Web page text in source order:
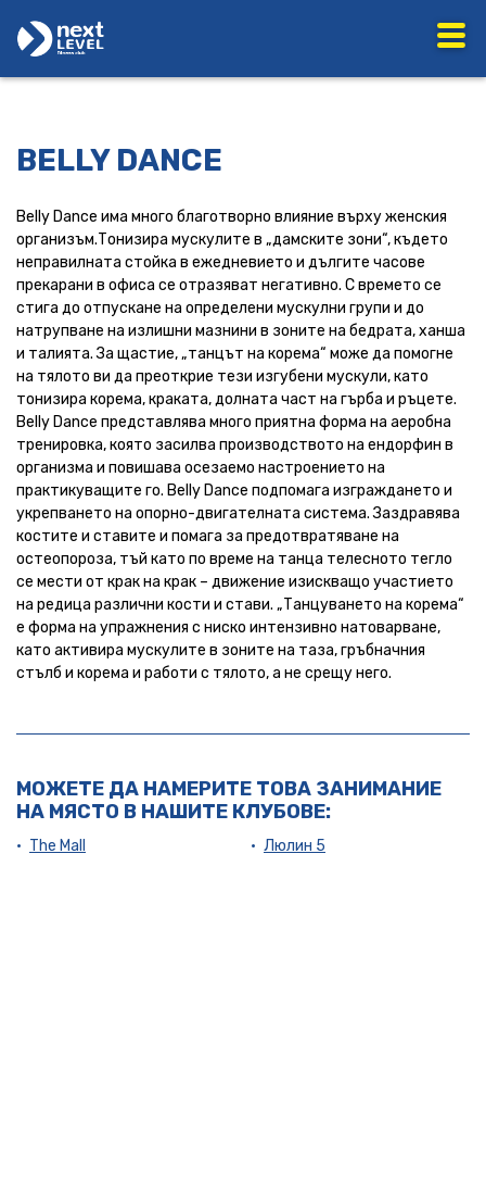
BELLY DANCE
Belly Dance има много благотворно влияние върху женския
организъм.Тонизира мускулите в „дамските зони“, където
неправилната стойка в ежедневието и дългите часове
прекарани в офиса се отразяват негативно. С времето се
стига до отпускане на определени мускулни групи и до
натрупване на излишни мазнини в зоните на бедрата, ханша
и талията. За щастие, „танцът на корема“ може да помогне
на тялото ви да преоткрие тези изгубени мускули, като
тонизира корема, краката, долната част на гърба и ръцете.
Belly Dance представлява много приятна форма на аеробна
тренировка, която засилва производството на ендорфин в
организма и повишава осезаемо настроението на
практикуващите го. Belly Dance подпомага изграждането и
укрепването на опорно-двигателната система. Заздравява
костите и ставите и помага за предотвратяване на
остеопороза, тъй като по време на танца телесното тегло
се мести от крак на крак – движение изискващо участието
на редица различни кости и стави. „Танцуването на корема“
е форма на упражнения с ниско интензивно натоварване,
като активира мускулите в зоните на таза, гръбначния
стълб и корема и работи с тялото, а не срещу него.
МОЖЕТЕ ДА НАМЕРИТЕ ТОВА ЗАНИМАНИЕ
НА МЯСТО В НАШИТЕ КЛУБОВЕ:
The Mall Люлин 5